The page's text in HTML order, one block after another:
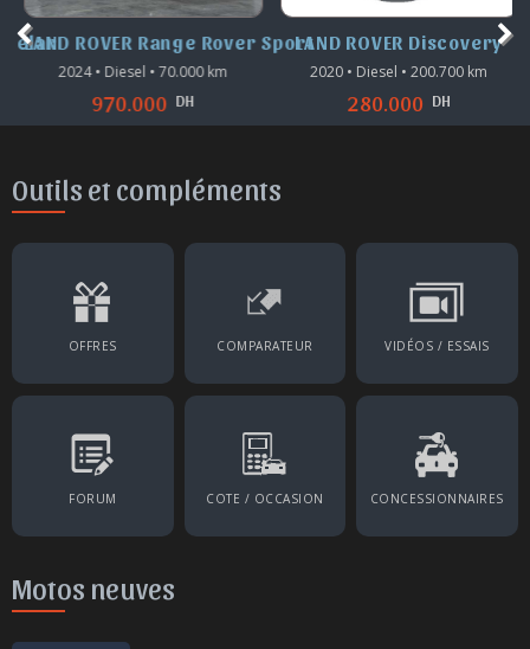
Velar
LAND ROVER Range Rover Sport
2024 • Diesel • 70.000 km
970.000 DH
LAND ROVER Discovery
2020 • Diesel • 200.700 km
280.000 DH
Outils et compléments
OFFRES COMPARATEUR VIDÉOS / ESSAIS
FORUM COTE / OCCASION CONCESSIONNAIRES
Motos neuves